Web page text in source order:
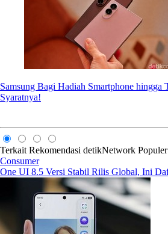
Samsung Bagi Hadiah Smartphone hingga
Syaratnya!
Terkait Rekomendasi detikNetwork Populer
Consumer
One UI 8.5 Versi Stabil Rilis Global, Ini